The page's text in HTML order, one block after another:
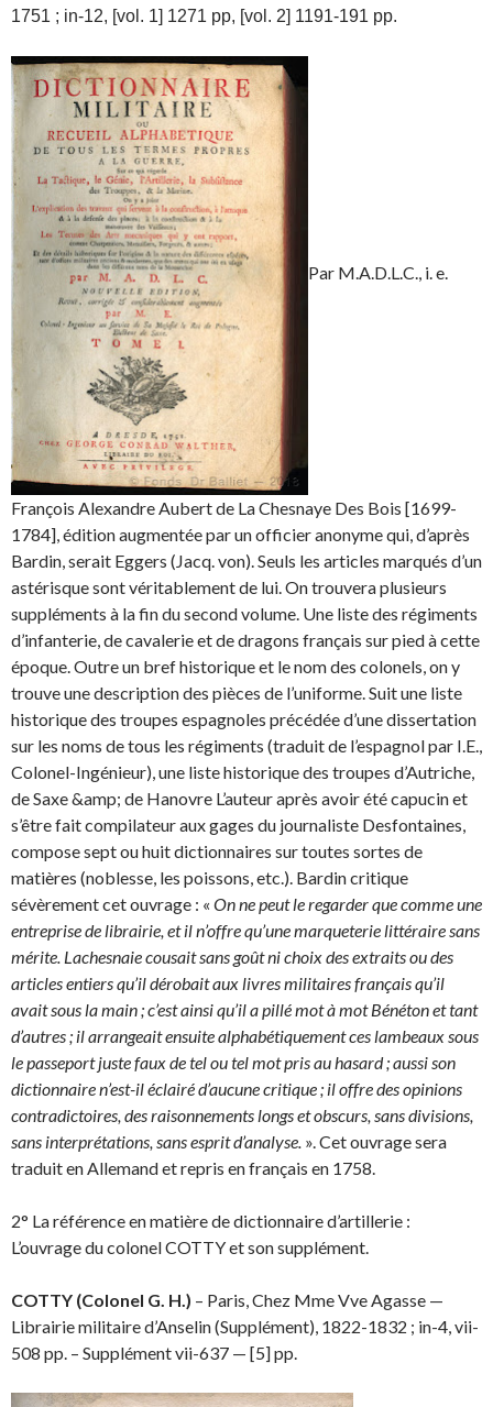
1751 ; in-12, [vol. 1] 1271 pp, [vol. 2] 1191-191 pp.
Par M.A.D.L.C., i. e.
François Alexandre Aubert de La Chesnaye Des Bois [1699-
1784], édition augmentée par un officier anonyme qui, d’après
Bardin, serait Eggers (Jacq. von). Seuls les articles marqués d’un
astérisque sont véritablement de lui. On trouvera plusieurs
suppléments à la fin du second volume. Une liste des régiments
d’infanterie, de cavalerie et de dragons français sur pied à cette
époque. Outre un bref historique et le nom des colonels, on y
trouve une description des pièces de l’uniforme. Suit une liste
historique des troupes espagnoles précédée d’une dissertation
sur les noms de tous les régiments (traduit de l’espagnol par I.E.,
Colonel-Ingénieur), une liste historique des troupes d’Autriche,
de Saxe &amp; de Hanovre L’auteur après avoir été capucin et
s’être fait compilateur aux gages du journaliste Desfontaines,
compose sept ou huit dictionnaires sur toutes sortes de
matières (noblesse, les poissons, etc.). Bardin critique
sévèrement cet ouvrage : « On ne peut le regarder que comme une
entreprise de librairie, et il n’offre qu’une marqueterie littéraire sans
mérite. Lachesnaie cousait sans goût ni choix des extraits ou des
articles entiers qu’il dérobait aux livres militaires français qu’il
avait sous la main ; c’est ainsi qu’il a pillé mot à mot Bénéton et tant
d’autres ; il arrangeait ensuite alphabétiquement ces lambeaux sous
le passeport juste faux de tel ou tel mot pris au hasard ; aussi son
dictionnaire n’est-il éclairé d’aucune critique ; il offre des opinions
contradictoires, des raisonnements longs et obscurs, sans divisions,
sans interprétations, sans esprit d’analyse. ». Cet ouvrage sera
traduit en Allemand et repris en français en 1758.
2° La référence en matière de dictionnaire d’artillerie :
L’ouvrage du colonel COTTY et son supplément.
COTTY (Colonel G. H.) – Paris, Chez Mme Vve Agasse —
Librairie militaire d’Anselin (Supplément), 1822-1832 ; in-4, vii-
508 pp. – Supplément vii-637 — [5] pp.